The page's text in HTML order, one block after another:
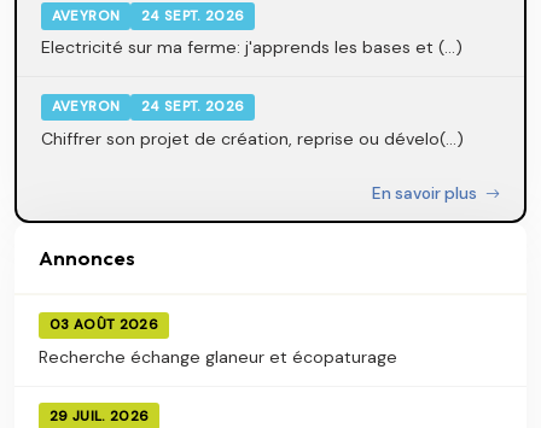
AVEYRON 24 SEPT. 2026
Electricité sur ma ferme: j'apprends les bases et (...)
AVEYRON 24 SEPT. 2026
Chiffrer son projet de création, reprise ou dévelo(...)
En savoir plus
Annonces
03 AOÛT 2026
Recherche échange glaneur et écopaturage
29 JUIL. 2026